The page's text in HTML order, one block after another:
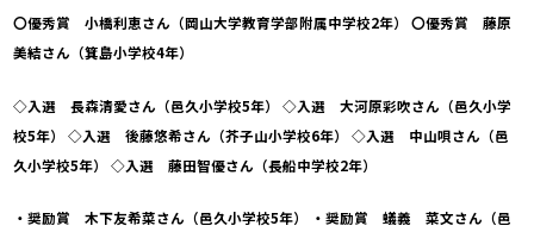
〇優秀賞 小橋利恵さん（岡山大学教育学部附属中学校2年） 〇優秀賞 藤原
美結さん（箕島小学校4年）
◇入選 長森清愛さん（邑久小学校5年） ◇入選 大河原彩吹さん（邑久小学
校5年） ◇入選 後藤悠希さん（芥子山小学校6年） ◇入選 中山唄さん（邑
久小学校5年） ◇入選 藤田智優さん（長船中学校2年）
・奨励賞 木下友希菜さん（邑久小学校5年） ・奨励賞 蟻義 菜文さん（邑